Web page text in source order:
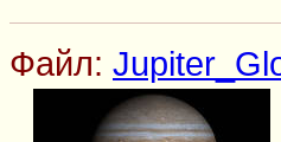
Файл: